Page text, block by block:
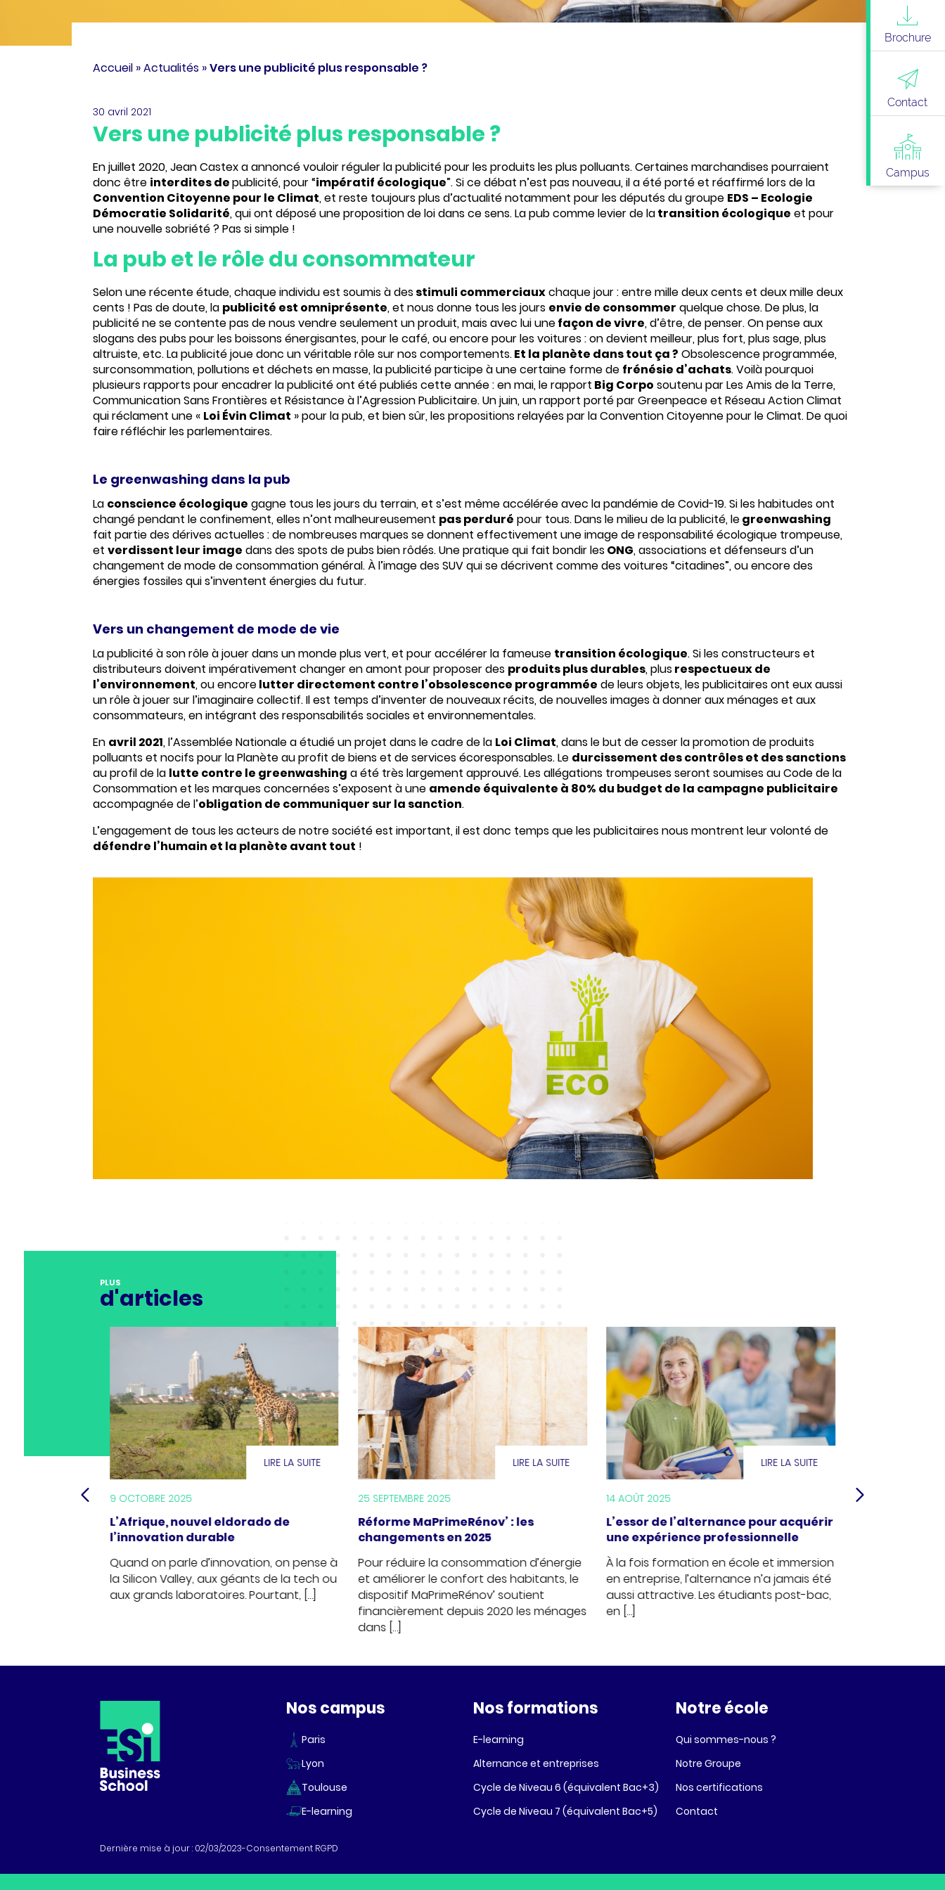
Brochure
Contact
Campus
Accueil»Actualités »Vers une publicité plus responsable ?
Accueil »Actualités »Vers une publicité plus responsable ?
30 avril 2021
Vers une publicité plus responsable ?
En juillet 2020, Jean Castex a annoncé vouloir réguler la publicité pour les produits les plus polluants. Certaines marchandises pourraient
donc être interdites depublicité, pour “impératif écologique”. Si ce débat n’est pas nouveau, il a été porté et réaffirmé lors de la
Convention Citoyenne pour le Climat, et reste toujours plus d’actualité notamment pour les députés du groupe EDS – Ecologie
Démocratie Solidarité, qui ont déposé une proposition de loi dans ce sens. La pub comme levier de latransition écologique et pour
une nouvelle sobriété ? Pas si simple !
La pub et le rôle du consommateur
Selon une récente étude, chaque individu est soumis à desstimuli commerciauxchaque jour : entre mille deux cents et deux mille deux
cents ! Pas de doute, la publicité est omniprésente, et nous donne tous les jours envie de consommer quelque chose. De plus, la
publicité ne se contente pas de nous vendre seulement un produit, mais avec lui unefaçon de vivre, d’être, de penser. On pense aux
slogans des pubs pour les boissons énergisantes, pour le café, ou encore pour les voitures : on devient meilleur, plus fort, plus sage, plus
altruiste, etc. La publicité joue donc un véritable rôle sur nos comportements.Et la planète dans tout ça ? Obsolescence programmée,
surconsommation, pollutions et déchets en masse, la publicité participe à une certaine forme de frénésie d’achats. Voilà pourquoi
plusieurs rapports pour encadrer la publicité ont été publiés cette année : en mai, le rapport Big Corpo soutenu par Les Amis de la Terre,
Communication Sans Frontières et Résistance à l’Agression Publicitaire. Un juin, un rapport porté par Greenpeace et Réseau Action Climat
qui réclament une « Loi Évin Climat » pour la pub, et bien sûr, les propositions relayées par la Convention Citoyenne pour le Climat. De quoi
faire réfléchir les parlementaires.
Le greenwashing dans la pub
La conscience écologique gagne tous les jours du terrain, et s’est même accélérée avec la pandémie de Covid-19. Si les habitudes ont
changé pendant le confinement, elles n’ont malheureusement pas perduré pour tous. Dans le milieu de la publicité, legreenwashing
fait partie des dérives actuelles : de nombreuses marques se donnent effectivement une image de responsabilité écologique trompeuse,
et verdissent leur image dans des spots de pubs bien rôdés. Une pratique qui fait bondir lesONG, associations et défenseurs d’un
changement de mode de consommation général. À l’image des SUV qui se décrivent comme des voitures “citadines”, ou encore des
énergies fossiles qui s’inventent énergies du futur.
Vers un changement de mode de vie
La publicité à son rôle à jouer dans un monde plus vert, et pour accélérer la fameuse transition écologique. Si les constructeurs et
distributeurs doivent impérativement changer en amont pour proposer des produits plus durables, plusrespectueux de
l’environnement, ou encorelutter directement contre l’obsolescence programmée de leurs objets, les publicitaires ont eux aussi
un rôle à jouer sur l’imaginaire collectif. Il est temps d’inventer de nouveaux récits, de nouvelles images à donner aux ménages et aux
consommateurs, en intégrant des responsabilités sociales et environnementales.
En avril 2021, l’Assemblée Nationale a étudié un projet dans le cadre de la Loi Climat, dans le but de cesser la promotion de produits
polluants et nocifs pour la Planète au profit de biens et deservices écoresponsables. Le durcissement des contrôles et des sanctions
au profil de la lutte contre le greenwashing a été très largement approuvé. Les allégations trompeuses seront soumises au Code de la
Consommation et les marques concernées s’exposent à une amende équivalente à 80% du budget de la campagne publicitaire
accompagnée de l’obligation de communiquer sur la sanction.
L’engagement de tous les acteurs de notre société est important, il est donc temps que les publicitaires nous montrent leur volonté de
défendre l’humain et la planète avant tout !
PLUS
d'articles
LIRE LA SUITE
9 OCTOBRE 2025
L’Afrique, nouvel eldorado de
l’innovation durable
Quand on parle d’innovation, on pense à
la Silicon Valley, aux géants de la tech ou
aux grands laboratoires. Pourtant, […]
LIRE LA SUITE
25 SEPTEMBRE 2025
Réforme MaPrimeRénov’ : les
changements en 2025
Pour réduire la consommation d’énergie
et améliorer le confort des habitants, le
dispositif MaPrimeRénov’ soutient
financièrement depuis 2020 les ménages
dans […]
LIRE LA SUITE
14 AOÛT 2025
L’essor de l’alternance pour acquérir
une expérience professionnelle
À la fois formation en école et immersion
en entreprise, l’alternance n’a jamais été
aussi attractive. Les étudiants post-bac,
en […]
16 JUILLET 2025
Nos campus
Paris
Lyon
Toulouse
E-learning
Nos formations
E-learning
Alternance et entreprises
Cycle de Niveau 6 (équivalent Bac+3)
Cycle de Niveau 7 (équivalent Bac+5)
Notre école
Qui sommes-nous ?
Notre Groupe
Nos certifications
Contact
Dernière mise à jour : 02/03/2023 Consentement RGPD